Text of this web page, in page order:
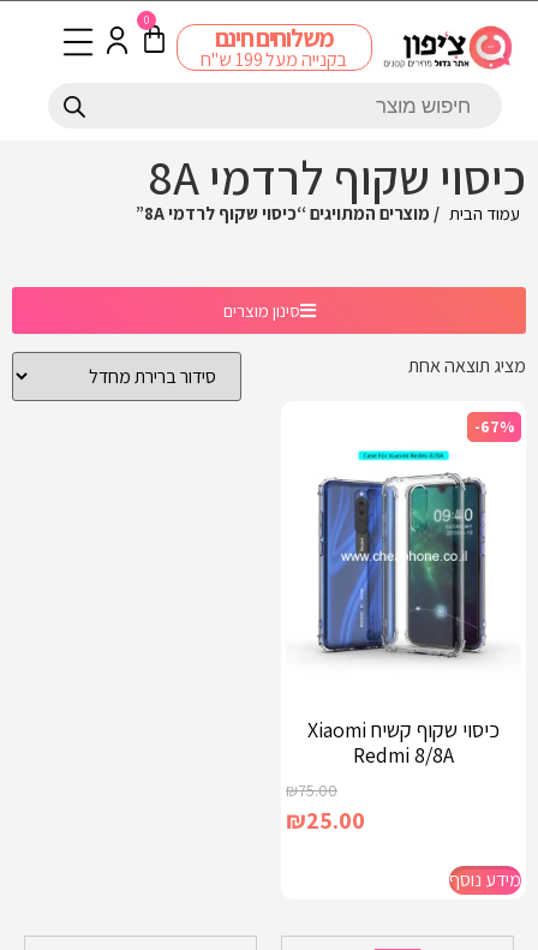
משלוחים חינם
בקנייה מעל 199 ש"ח
0
כיסוי שקוף לרדמי 8A
עמוד הבית / מוצרים המתויגים “כיסוי שקוף לרדמי 8A”
סינון מוצרים
מציג תוצאה אחת
-67%
כיסוי שקוף קשיח Xiaomi
Redmi 8/8A
₪75.00
₪25.00
מידע נוסף